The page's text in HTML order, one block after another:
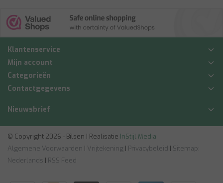
Klantenservice
Mijn account
Categorieën
Contactgegevens
Nieuwsbrief
© Copyright 2026 - Bilsen | Realisatie InStijl Media
Algemene Voorwaarden | Vrijtekening | Privacybeleid | Sitemap:
Nederlands | RSS Feed